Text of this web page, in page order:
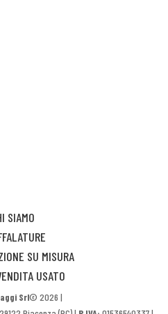
SIAMO
SU MISURA
USATO
Srl© 2026 |